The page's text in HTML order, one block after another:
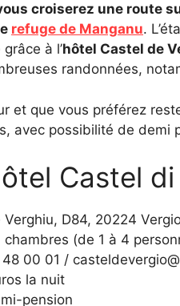
croiserez une route
refuge de Manganu.
à l’hôtel Castel de
randonnées,
et que vous préférez
avec possibilité de demi
Castel
D84, 20224
(de 1 à 4
00 01 /
la nuit
pension